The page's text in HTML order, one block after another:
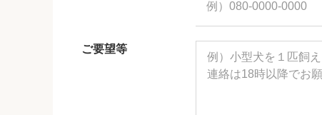
ご要望等